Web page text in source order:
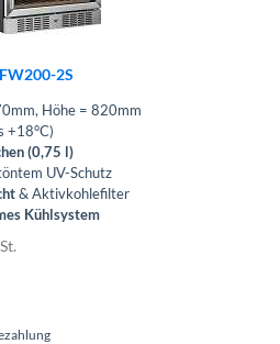
2S
Höhe = 820mm
+18°C)
(0,75 l)
UV-Schutz
& Aktivkohlefilter
Kühlsystem